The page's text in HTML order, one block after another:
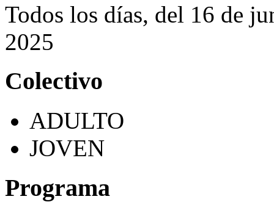
Todos los días, del 16 de
2025
Colectivo
ADULTO
JOVEN
Programa